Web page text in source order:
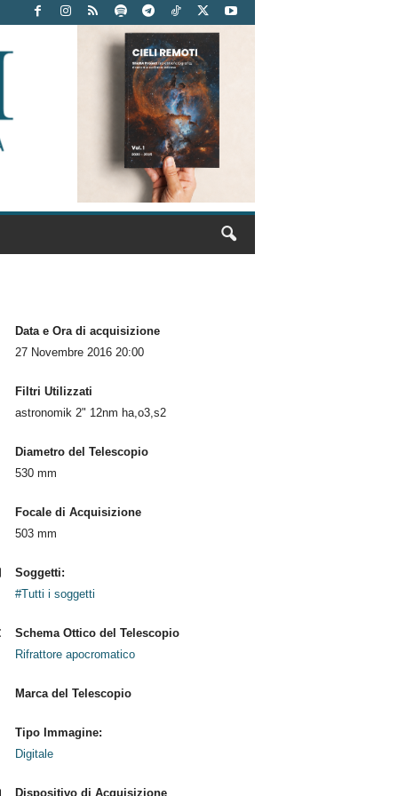
Data e Ora di acquisizione
27 Novembre 2016 20:00
Filtri Utilizzati
astronomik 2" 12nm ha,o3,s2
Diametro del Telescopio
530 mm
Focale di Acquisizione
503 mm
Soggetti:
#Tutti i soggetti
Schema Ottico del Telescopio
Rifrattore apocromatico
Marca del Telescopio
Tipo Immagine:
Digitale
Dispositivo di Acquisizione